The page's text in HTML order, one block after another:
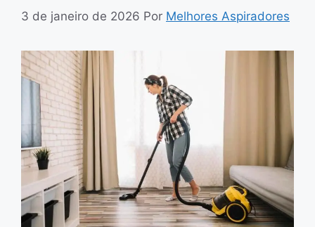
3 de janeiro de 2026 Por Melhores Aspiradores